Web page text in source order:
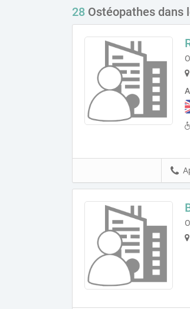
28 Ostéopathes dans